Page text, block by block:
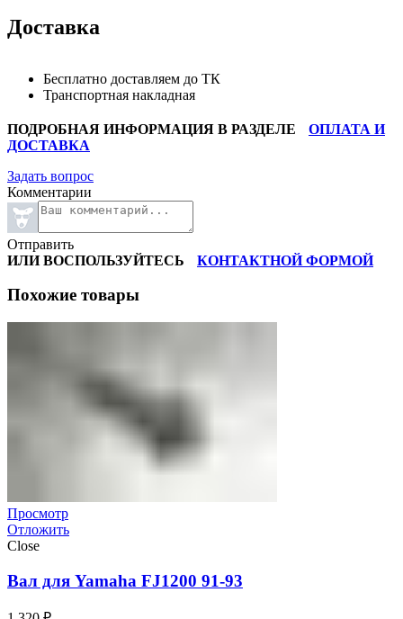
Доставка
Бесплатно доставляем до ТК
Транспортная накладная
ПОДРОБНАЯ ИНФОРМАЦИЯ В РАЗДЕЛЕ
ОПЛАТА И
ДОСТАВКА
Задать вопрос
Комментарии
Отправить
ИЛИ ВОСПОЛЬЗУЙТЕСЬ
КОНТАКТНОЙ ФОРМОЙ
Похожие товары
Просмотр
Отложить
Close
Вал для Yamaha FJ1200 91-93